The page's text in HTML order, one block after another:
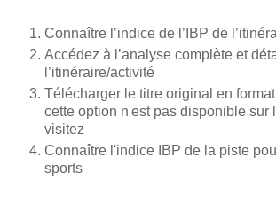
Connaître l’indice de l’IBP de
Accédez à l’analyse complète et
l’itinéraire/activité
Télécharger le titre original en
cette option n'est pas disponible sur
visitez
Connaître l'indice IBP de la piste
sports